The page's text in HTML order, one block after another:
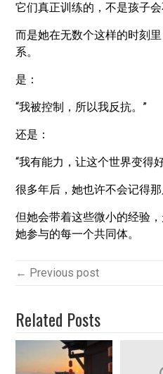
它们真正训练的，不是孩子会
而是她在无数个这样的时刻
系。
是：
“我被控制，所以我反抗。”
还是：
“我有能力，让这个世界变得
很多年后，她也许不会记得那
但她会带着这些微小的经验
她参与的每一个共同体。
← Previous post
Related Posts